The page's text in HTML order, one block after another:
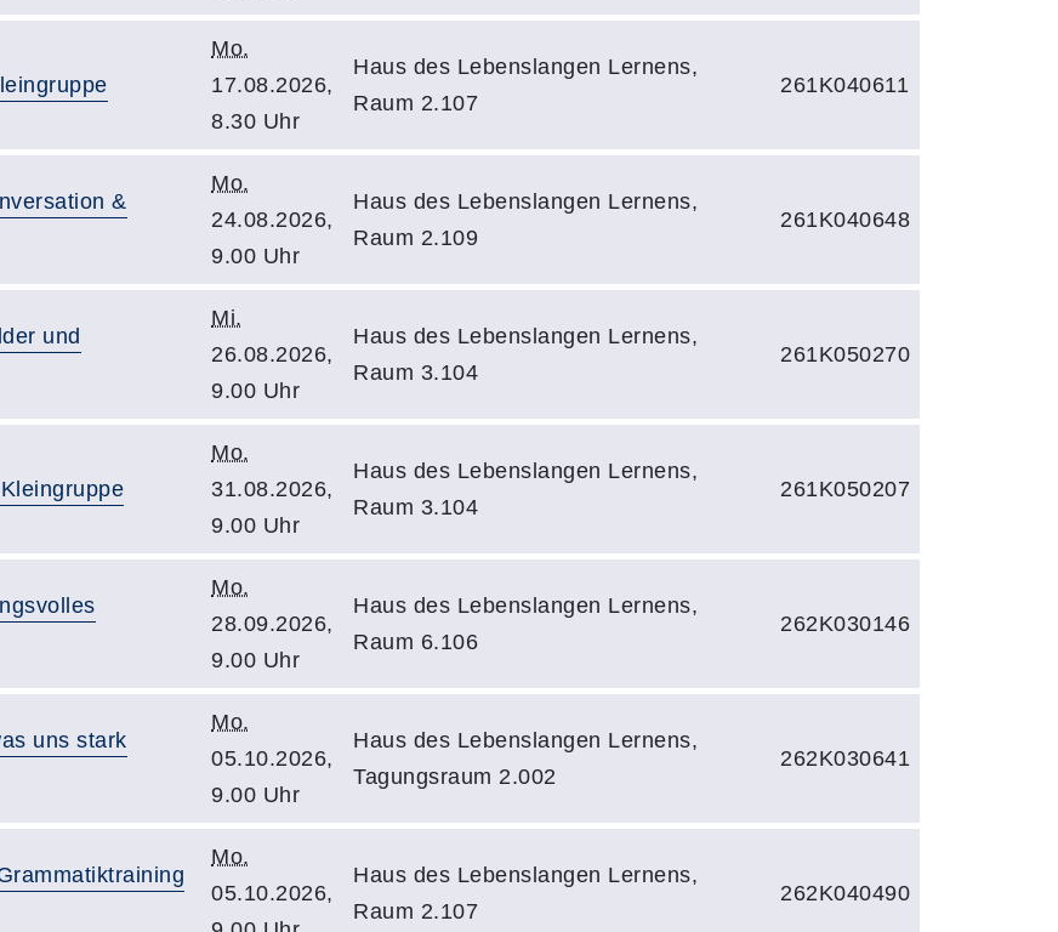
Mo.
17.08.2026,
8.30 Uhr
Haus des Lebenslangen Lernens,
Raum 2.107
261K040611
&
Mo.
24.08.2026,
9.00 Uhr
Haus des Lebenslangen Lernens,
Raum 2.109
261K040648
und
Mi.
26.08.2026,
9.00 Uhr
Haus des Lebenslangen Lernens,
Raum 3.104
261K050270
Mo.
31.08.2026,
9.00 Uhr
Haus des Lebenslangen Lernens,
Raum 3.104
261K050207
Mo.
28.09.2026,
9.00 Uhr
Haus des Lebenslangen Lernens,
Raum 6.106
262K030146
uns stark
Mo.
05.10.2026,
9.00 Uhr
Haus des Lebenslangen Lernens,
Tagungsraum 2.002
262K030641
Mo.
05.10.2026,
Haus des Lebenslangen Lernens,
Raum 2.107
262K040490